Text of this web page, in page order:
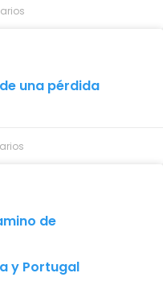
una pérdida
de
y Portugal